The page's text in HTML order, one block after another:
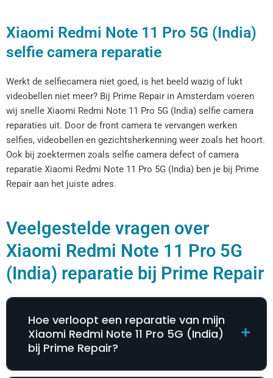
Xiaomi Redmi Note 11 Pro 5G (India)
selfie camera reparatie
Werkt de selfiecamera niet goed, is het beeld wazig of lukt
videobellen niet meer? Bij Prime Repair in Amsterdam voeren
wij snelle Xiaomi Redmi Note 11 Pro 5G (India) selfie camera
reparaties uit. Door de front camera te vervangen werken
selfies, videobellen en gezichtsherkenning weer zoals het hoort.
Ook bij zoektermen zoals selfie camera defect of camera
reparatie Xiaomi Redmi Note 11 Pro 5G (India) ben je bij Prime
Repair aan het juiste adres.
Veelgestelde vragen over
Xiaomi Redmi Note 11 Pro 5G
(India) reparatie bij Prime Repair
Hoe verloopt een reparatie van mijn
Xiaomi Redmi Note 11 Pro 5G (India)
bij Prime Repair?